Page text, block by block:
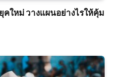
คใหม่ วางแผนอย่างไรให้คุ้ม